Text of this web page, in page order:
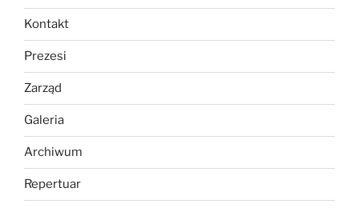
Kontakt
Prezesi
Zarząd
Galeria
Archiwum
Repertuar